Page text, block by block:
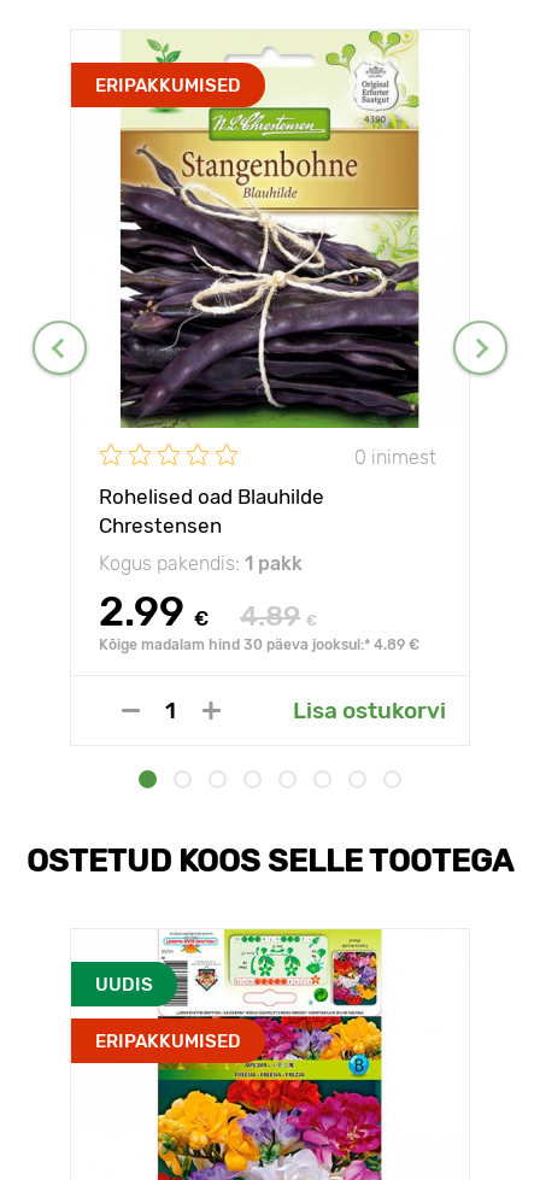
ERIPAKKUMISED
0 inimest
Rohelised oad Blauhilde
Chrestensen
Kogus pakendis: 1 pakk
2.99 € 4.89 €
Kõige madalam hind 30 päeva jooksul:* 4.89 €
Lisa ostukorvi
OSTETUD KOOS SELLE TOOTEGA
UUDIS
ERIPAKKUMISED